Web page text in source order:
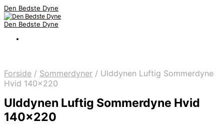
Den Bedste Dyne
Den Bedste Dyne
Forside / Sommerdyner / Ulddynen Luftig Sommerdyne
Hvid 140×220
Ulddynen Luftig Sommerdyne Hvid
140×220